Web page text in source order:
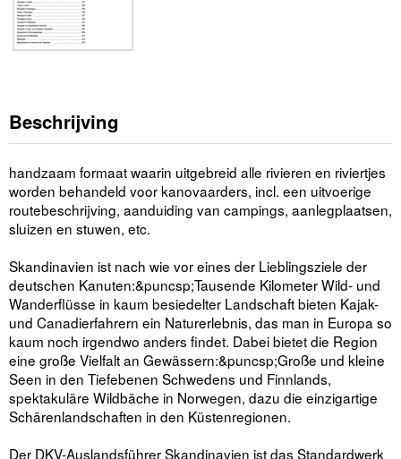
Beschrijving
handzaam formaat waarin uitgebreid alle rivieren en riviertjes
worden behandeld voor kanovaarders, incl. een uitvoerige
routebeschrijving, aanduiding van campings, aanlegplaatsen,
sluizen en stuwen, etc.
Skandinavien ist nach wie vor eines der Lieblingsziele der
deutschen Kanuten:&puncsp;Tausende Kilometer Wild- und
Wanderflüsse in kaum besiedelter Landschaft bieten Kajak-
und Canadierfahrern ein Naturerlebnis, das man in Europa so
kaum noch irgendwo anders findet. Dabei bietet die Region
eine große Vielfalt an Gewässern:&puncsp;Große und kleine
Seen in den Tief­ebenen Schwedens und Finnlands,
spektakuläre Wildbäche in Norwegen, dazu die einzigartige
Schärenlandschaften in den Küstenregionen.
Der DKV-Auslandsführer Skandinavien ist das Standardwerk